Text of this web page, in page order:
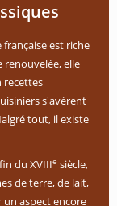
est riche
renouvelée, elle
recettes
s'avèrent
tout, il existe
du XVIIIe siècle,
de terre, de lait,
un aspect encore